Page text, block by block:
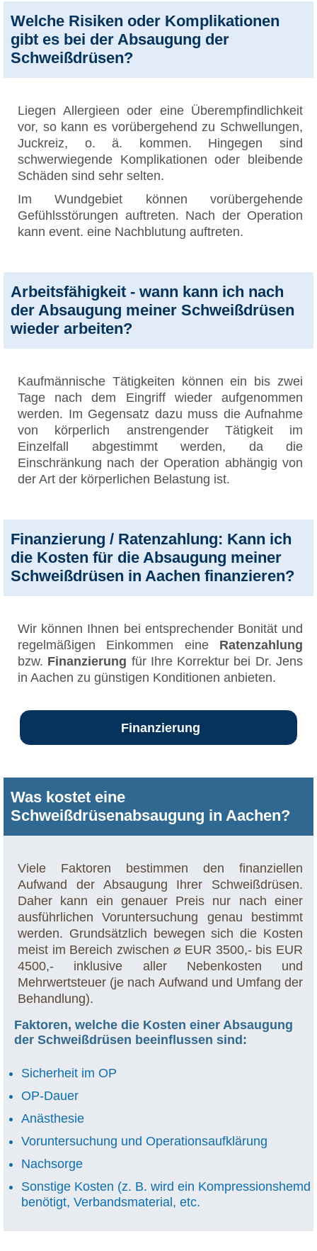
Welche Risiken oder Komplikationen
gibt es bei der Absaugung der
Schweißdrüsen?
Liegen Allergieen oder eine Überempfindlichkeit
vor, so kann es vorübergehend zu Schwellungen,
Juckreiz, o. ä. kommen. Hingegen sind
schwerwiegende Komplikationen oder bleibende
Schäden sind sehr selten.
Im Wundgebiet können vorübergehende
Gefühlsstörungen auftreten. Nach der Operation
kann event. eine Nachblutung auftreten.
Arbeitsfähigkeit - wann kann ich nach
der Absaugung meiner Schweißdrüsen
wieder arbeiten?
Kaufmännische Tätigkeiten können ein bis zwei
Tage nach dem Eingriff wieder aufgenommen
werden. Im Gegensatz dazu muss die Aufnahme
von körperlich anstrengender Tätigkeit im
Einzelfall abgestimmt werden, da die
Einschränkung nach der Operation abhängig von
der Art der körperlichen Belastung ist.
Finanzierung / Ratenzahlung: Kann ich
die Kosten für die Absaugung meiner
Schweißdrüsen in Aachen finanzieren?
Wir können Ihnen bei entsprechender Bonität und
regelmäßigen Einkommen eine Ratenzahlung
bzw. Finanzierung für Ihre Korrektur bei Dr. Jens
in Aachen zu günstigen Konditionen anbieten.
Finanzierung
Was kostet eine
Schweißdrüsenabsaugung in Aachen?
Viele Faktoren bestimmen den finanziellen
Aufwand der Absaugung Ihrer Schweißdrüsen.
Daher kann ein genauer Preis nur nach einer
ausführlichen Voruntersuchung genau bestimmt
werden. Grundsätzlich bewegen sich die Kosten
meist im Bereich zwischen ⌀ EUR 3500,- bis EUR
4500,- inklusive aller Nebenkosten und
Mehrwertsteuer (je nach Aufwand und Umfang der
Behandlung).
Faktoren, welche die Kosten einer Absaugung
der Schweißdrüsen beeinflussen sind:
Sicherheit im OP
OP-Dauer
Anästhesie
Voruntersuchung und Operationsaufklärung
Nachsorge
Sonstige Kosten (z. B. wird ein Kompressionshemd
benötigt, Verbandsmaterial, etc.